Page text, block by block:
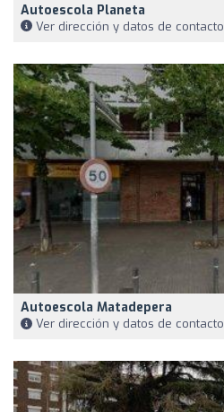
Autoescola Planeta
Ver dirección y datos de contacto
Autoescola Matadepera
Ver dirección y datos de contacto